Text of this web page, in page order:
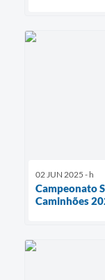
02 JUN 2025 - h
Campeonato
Caminhões